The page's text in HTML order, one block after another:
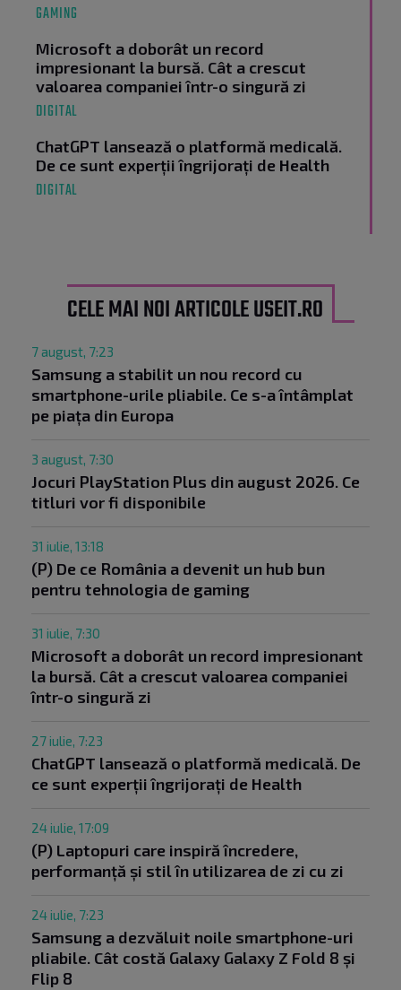
GAMING
Microsoft a doborât un record
impresionant la bursă. Cât a crescut
valoarea companiei într-o singură zi
DIGITAL
ChatGPT lansează o platformă medicală.
De ce sunt experții îngrijorați de Health
DIGITAL
CELE MAI NOI ARTICOLE USEIT.RO
7 august, 7:23
Samsung a stabilit un nou record cu
smartphone-urile pliabile. Ce s-a întâmplat
pe piața din Europa
3 august, 7:30
Jocuri PlayStation Plus din august 2026. Ce
titluri vor fi disponibile
31 iulie, 13:18
(P) De ce România a devenit un hub bun
pentru tehnologia de gaming
31 iulie, 7:30
Microsoft a doborât un record impresionant
la bursă. Cât a crescut valoarea companiei
într-o singură zi
27 iulie, 7:23
ChatGPT lansează o platformă medicală. De
ce sunt experții îngrijorați de Health
24 iulie, 17:09
(P) Laptopuri care inspiră încredere,
performanță și stil în utilizarea de zi cu zi
24 iulie, 7:23
Samsung a dezvăluit noile smartphone-uri
pliabile. Cât costă Galaxy Galaxy Z Fold 8 și
Flip 8